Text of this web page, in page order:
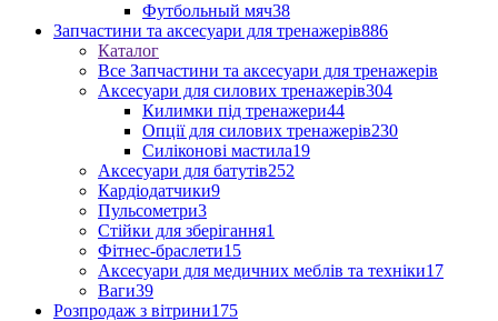
Футбольный мяч38
Запчастини та аксесуари для тренажерів886
Каталог
Все Запчастини та аксесуари для тренажерів
Аксесуари для силових тренажерів304
Килимки під тренажери44
Опції для силових тренажерів230
Силіконові мастила19
Аксесуари для батутів252
Кардіодатчики9
Пульсометри3
Стійки для зберігання1
Фітнес-браслети15
Аксесуари для медичних меблів та техніки17
Ваги39
Розпродаж з вітрини175